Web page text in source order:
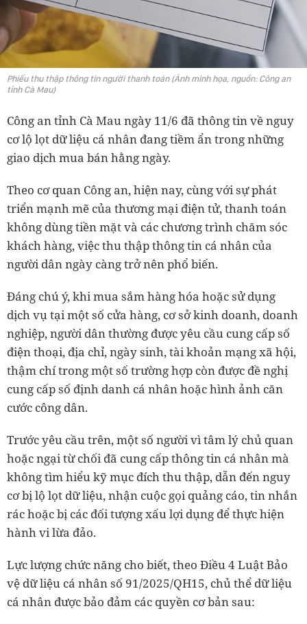
Phiếu thu thập thông tin người thanh toán (Ảnh minh họa, nguồn: Công an
tỉnh Cà Mau)
Công an tỉnh Cà Mau ngày 11/6 đã thông tin về nguy
cơ lộ lọt dữ liệu cá nhân đang tiềm ẩn trong những
giao dịch mua bán hằng ngày.
Theo cơ quan Công an, hiện nay, cùng với sự phát
triển mạnh mẽ của thương mại điện tử, thanh toán
không dùng tiền mặt và các chương trình chăm sóc
khách hàng, việc thu thập thông tin cá nhân của
người dân ngày càng trở nên phổ biến.
Đáng chú ý, khi mua sắm hàng hóa hoặc sử dụng
dịch vụ tại một số cửa hàng, cơ sở kinh doanh, doanh
nghiệp, người dân thường được yêu cầu cung cấp số
điện thoại, địa chỉ, ngày sinh, tài khoản mạng xã hội,
thậm chí trong một số trường hợp còn được đề nghị
cung cấp số định danh cá nhân hoặc hình ảnh căn
cước công dân.
Trước yêu cầu trên, một số người vì tâm lý chủ quan
hoặc ngại từ chối đã cung cấp thông tin cá nhân mà
không tìm hiểu kỹ mục đích thu thập, dẫn đến nguy
cơ bị lộ lọt dữ liệu, nhận cuộc gọi quảng cáo, tin nhắn
rác hoặc bị các đối tượng xấu lợi dụng để thực hiện
hành vi lừa đảo.
Lực lượng chức năng cho biết, theo Điều 4 Luật Bảo
vệ dữ liệu cá nhân số 91/2025/QH15, chủ thể dữ liệu
cá nhân được bảo đảm các quyền cơ bản sau: